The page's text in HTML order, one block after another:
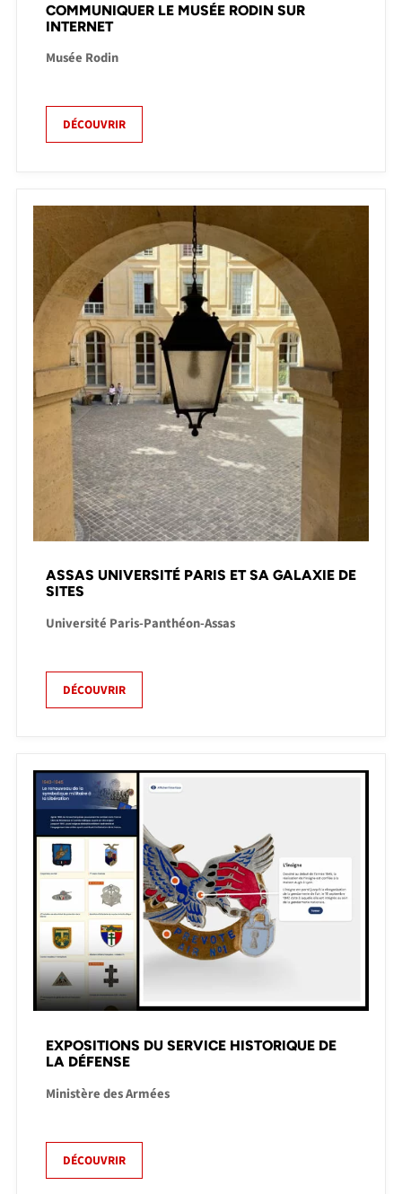
COMMUNIQUER LE MUSÉE RODIN SUR
INTERNET
Musée Rodin
DÉCOUVRIR
ASSAS UNIVERSITÉ PARIS ET SA GALAXIE DE
SITES
Université Paris-Panthéon-Assas
DÉCOUVRIR
EXPOSITIONS DU SERVICE HISTORIQUE DE
LA DÉFENSE
Ministère des Armées
DÉCOUVRIR